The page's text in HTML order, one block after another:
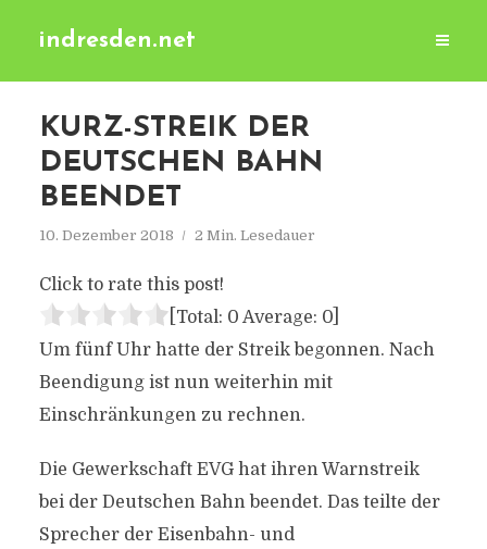
indresden.net
KURZ-STREIK DER
DEUTSCHEN BAHN
BEENDET
10. Dezember 2018 2 Min. Lesedauer
Click to rate this post!
[Total: 0 Average: 0]
Um fünf Uhr hatte der Streik begonnen. Nach
Beendigung ist nun weiterhin mit
Einschränkungen zu rechnen.
Die Gewerkschaft EVG hat ihren Warnstreik
bei der Deutschen Bahn beendet. Das teilte der
Sprecher der Eisenbahn- und